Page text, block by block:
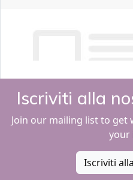
Iscriviti alla
Join our mailing list to get
your
Iscriviti